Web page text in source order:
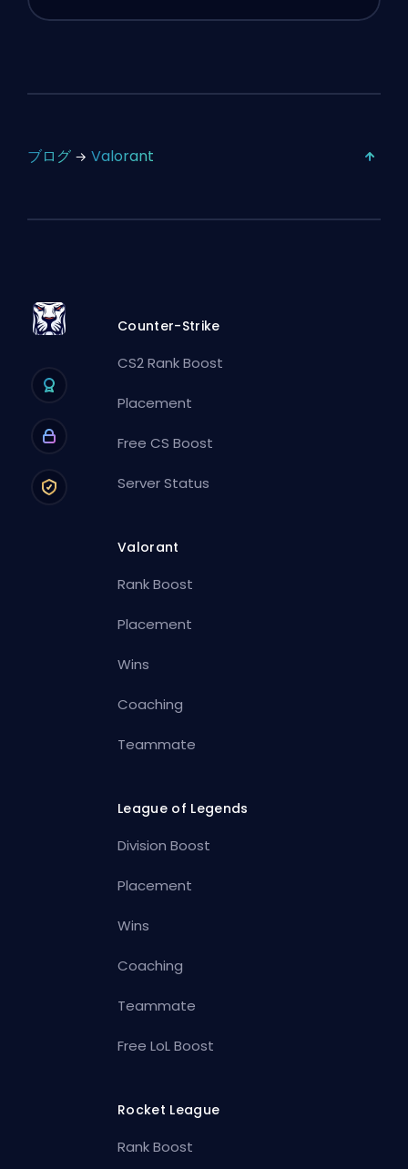
ブログ Valorant
Counter-Strike
CS2 Rank Boost
Placement
Free CS Boost
Server Status
Valorant
Rank Boost
Placement
Wins
Coaching
Teammate
League of Legends
Division Boost
Placement
Wins
Coaching
Teammate
Free LoL Boost
Rocket League
Rank Boost